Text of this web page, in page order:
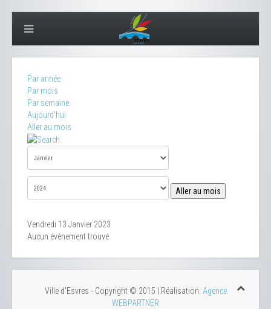
Par année
Par mois
Par semaine
Aujourd'hui
Aller au mois
Aller au mois
Vendredi 13 Janvier 2023
Aucun évènement trouvé
Ville d'Esvres - Copyright © 2015 | Réalisation: Agence
WEBPARTNER